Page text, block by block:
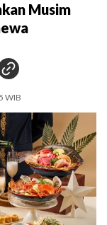
Musim
WIB